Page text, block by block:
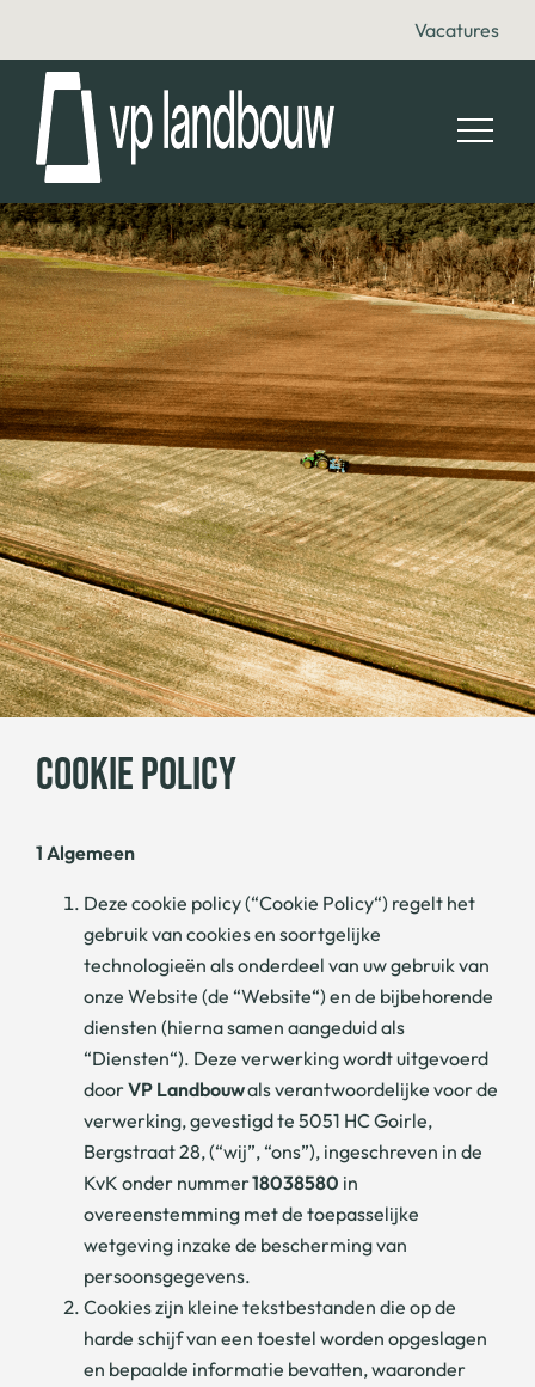
Vacatures
COOKIE POLICY
1 Algemeen
Deze cookie policy (“Cookie Policy“) regelt het
gebruik van cookies en soortgelijke
technologieën als onderdeel van uw gebruik van
onze Website (de “Website“) en de bijbehorende
diensten (hierna samen aangeduid als
“Diensten“). Deze verwerking wordt uitgevoerd
doorVP Landbouwals verantwoordelijke voor de
verwerking, gevestigd te 5051 HC Goirle,
Bergstraat 28, (“wij”, “ons”), ingeschreven in de
KvK onder nummer18038580 in
overeenstemming met de toepasselijke
wetgeving inzake de bescherming van
persoonsgegevens.
Cookies zijn kleine tekstbestanden die op de
harde schijf van een toestel worden opgeslagen
en bepaalde informatie bevatten, waaronder